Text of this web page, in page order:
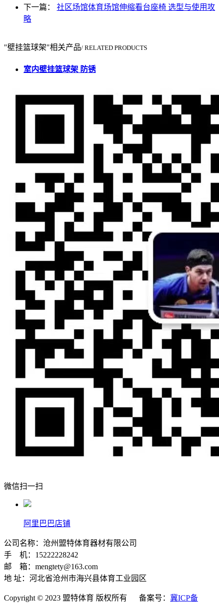
下一篇： 社区场馆体育场馆伸缩看台座椅 选型与使用攻
略
"壁挂篮球架"相关产品/ RELATED PRODUCTS
室内壁挂篮球架 防锈
微信扫一扫
阿里巴巴店铺
公司名称：沧州盟特体育器材有限公司
手 机：15222228242
邮 箱：mengtety@163.com
地 址：河北省沧州市海兴县体育工业园区
Copyright © 2023 盟特体育 版权所有 备案号： 冀ICP备